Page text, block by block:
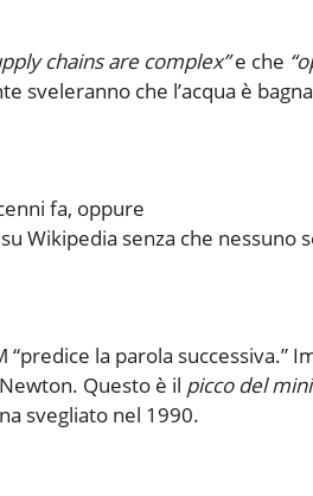
chains are complex”e che
sveleranno che l’acqua è
fa, oppure
Wikipedia senza che nessuno
la parola successiva.”
Questo è il picco del
svegliato nel 1990.